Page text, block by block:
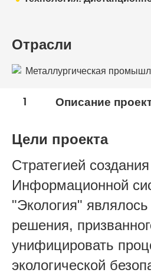
Отрасли
Металлургическая
1 Описание
Цели проекта
Стратегией создания
Информационной
"Экология"
решения,
унифицировать
экологической